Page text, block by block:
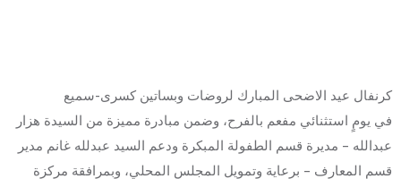
كرنفال عيد الاضحى المبارك لروضات وبساتين كسرى-سميع
في يومٍ استثنائي مفعم بالفرح، وضمن مبادرة مميزة من السيدة هزار
عبدالله – مديرة قسم الطفولة المبكرة ودعم السيد عبدلله غانم مدير
قسم المعارف – برعاية وتمويل المجلس المحلي، وبمرافقة مركزة